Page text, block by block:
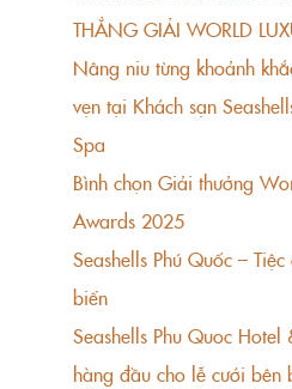
THẲNG GIẢI WORLD
Nâng niu từng khoảnh
vẹn tại Khách sạn
Spa
Bình chọn Giải thưởng
Awards 2025
Seashells Phú Quốc –
biển
Seashells Phu Quoc
hàng đầu cho lễ cưới bên